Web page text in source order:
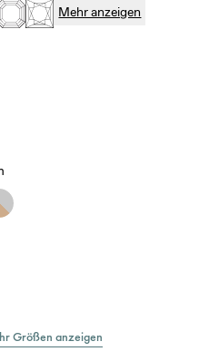
Mehr anzeigen
Größen anzeigen